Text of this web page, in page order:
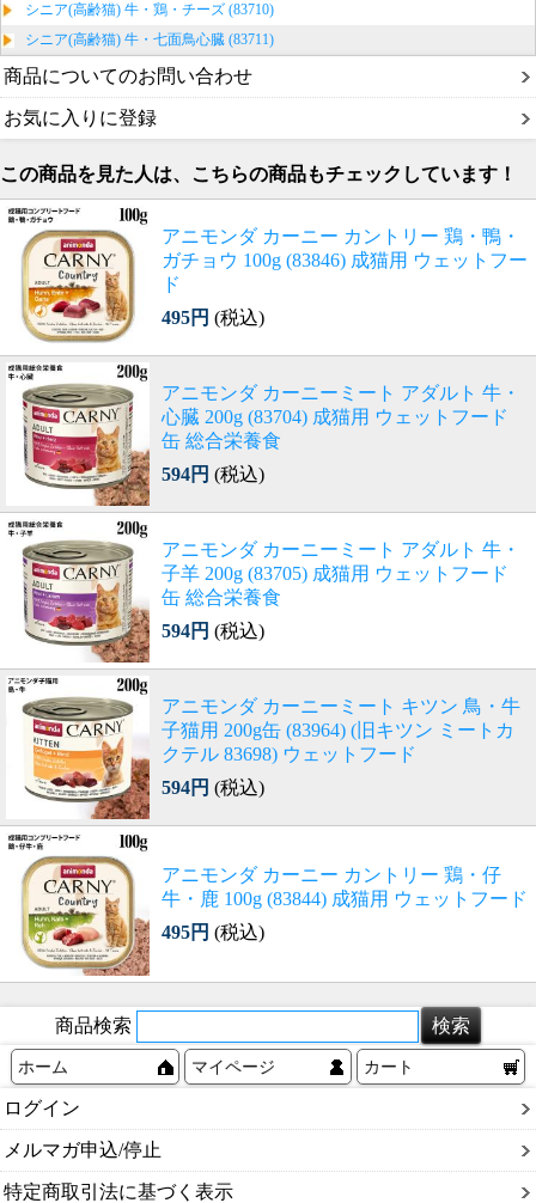
シニア(高齢猫) 牛・鶏・チーズ (83710)
シニア(高齢猫) 牛・七面鳥心臓 (83711)
商品についてのお問い合わせ
お気に入りに登録
この商品を見た人は、こちらの商品もチェックしています！
アニモンダ カーニー カントリー 鶏・鴨・
ガチョウ 100g (83846) 成猫用 ウェットフー
ド
495円 (税込)
アニモンダ カーニーミート アダルト 牛・
心臓 200g (83704) 成猫用 ウェットフード
缶 総合栄養食
594円 (税込)
アニモンダ カーニーミート アダルト 牛・
子羊 200g (83705) 成猫用 ウェットフード
缶 総合栄養食
594円 (税込)
アニモンダ カーニーミート キツン 鳥・牛
子猫用 200g缶 (83964) (旧キツン ミートカ
クテル 83698) ウェットフード
594円 (税込)
アニモンダ カーニー カントリー 鶏・仔
牛・鹿 100g (83844) 成猫用 ウェットフード
495円 (税込)
商品検索
ホーム マイページ カート
ログイン
メルマガ申込/停止
特定商取引法に基づく表示